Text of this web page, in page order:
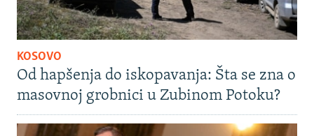
KOSOVO
Od hapšenja do iskopavanja: Šta se zna o
masovnoj grobnici u Zubinom Potoku?